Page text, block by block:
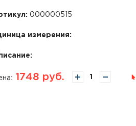
000000515
измерения:
1748руб.